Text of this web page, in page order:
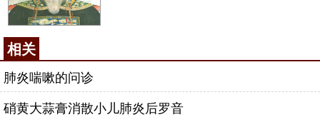
相关
肺炎喘嗽的问诊
硝黄大蒜膏消散小儿肺炎后罗音